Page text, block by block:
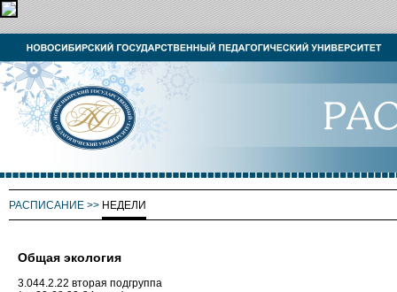
РАСПИСАНИЕ >> НЕДЕЛИ
Общая экология
3.044.2.22 вторая подгруппа